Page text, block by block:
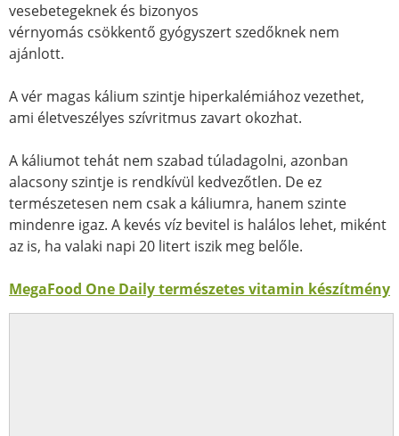
vesebetegeknek és bizonyos
vérnyomás csökkentő gyógyszert szedőknek nem
ajánlott.
A vér magas kálium szintje hiperkalémiához vezethet,
ami életveszélyes szívritmus zavart okozhat.
A káliumot tehát nem szabad túladagolni, azonban
alacsony szintje is rendkívül kedvezőtlen. De ez
természetesen nem csak a káliumra, hanem szinte
mindenre igaz. A kevés víz bevitel is halálos lehet, miként
az is, ha valaki napi 20 litert iszik meg belőle.
MegaFood One Daily természetes vitamin készítmény